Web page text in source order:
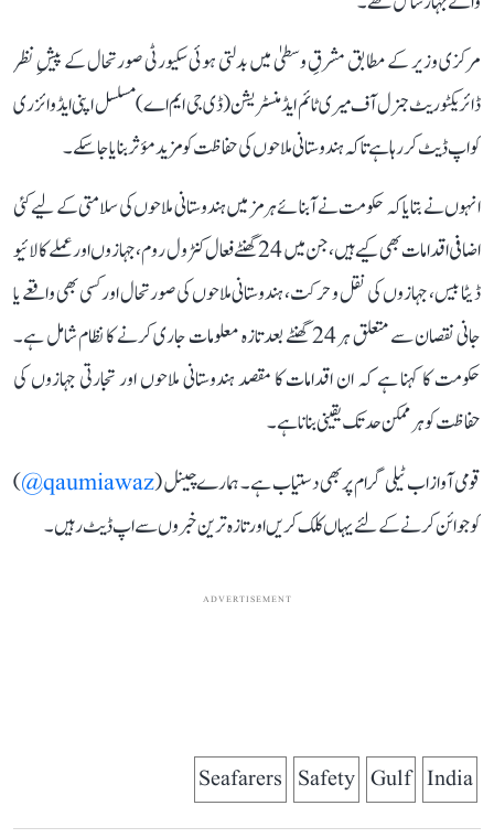
مرکزی وزیر کے مطابق مشرقِ وسطیٰ میں بدلتی ہوئی سکیورٹی صورتحال کے پیشِ نظر
ڈائریکٹوریٹ جنرل آف میری ٹائم ایڈمنسٹریشن (ڈی جی ایم اے) مسلسل اپنی ایڈوائزری
کو اپ ڈیٹ کر رہا ہے تاکہ ہندوستانی ملاحوں کی حفاظت کو مزید مؤثر بنایا جا سکے۔
انہوں نے بتایا کہ حکومت نے آبنائے ہرمز میں ہندوستانی ملاحوں کی سلامتی کے لیے کئی
اضافی اقدامات بھی کیے ہیں، جن میں 24 گھنٹے فعال کنٹرول روم، جہازوں اور عملے کا لائیو
ڈیٹا بیس، جہازوں کی نقل و حرکت، ہندوستانی ملاحوں کی صورتحال اور کسی بھی واقعے یا
جانی نقصان سے متعلق ہر 24 گھنٹے بعد تازہ معلومات جاری کرنے کا نظام شامل ہے۔
حکومت کا کہنا ہے کہ ان اقدامات کا مقصد ہندوستانی ملاحوں اور تجارتی جہازوں کی
حفاظت کو ہر ممکن حد تک یقینی بنانا ہے۔
قومی آواز اب ٹیلی گرام پر بھی دستیاب ہے۔ ہمارے چینل (qaumiawaz@
)
کو جوائن کرنے کے لئے یہاں کلک کریں اور تازہ ترین خبروں سے اپ ڈیٹ رہیں۔
ADVERTISEMENT
India
Gulf
Safety
Seafarers